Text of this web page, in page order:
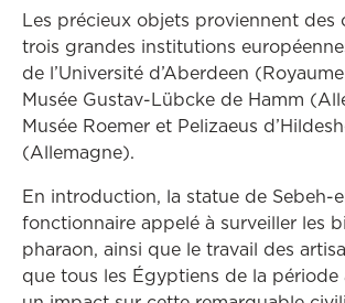
Les précieux objets proviennent des
trois grandes institutions
de l’Université d’Aberdeen
Musée Gustav-Lübcke de Hamm
Musée Roemer et Pelizaeus
(Allemagne).
En introduction, la statue de Sebeh-
fonctionnaire appelé à surveiller les
pharaon, ainsi que le travail des
que tous les Égyptiens de la